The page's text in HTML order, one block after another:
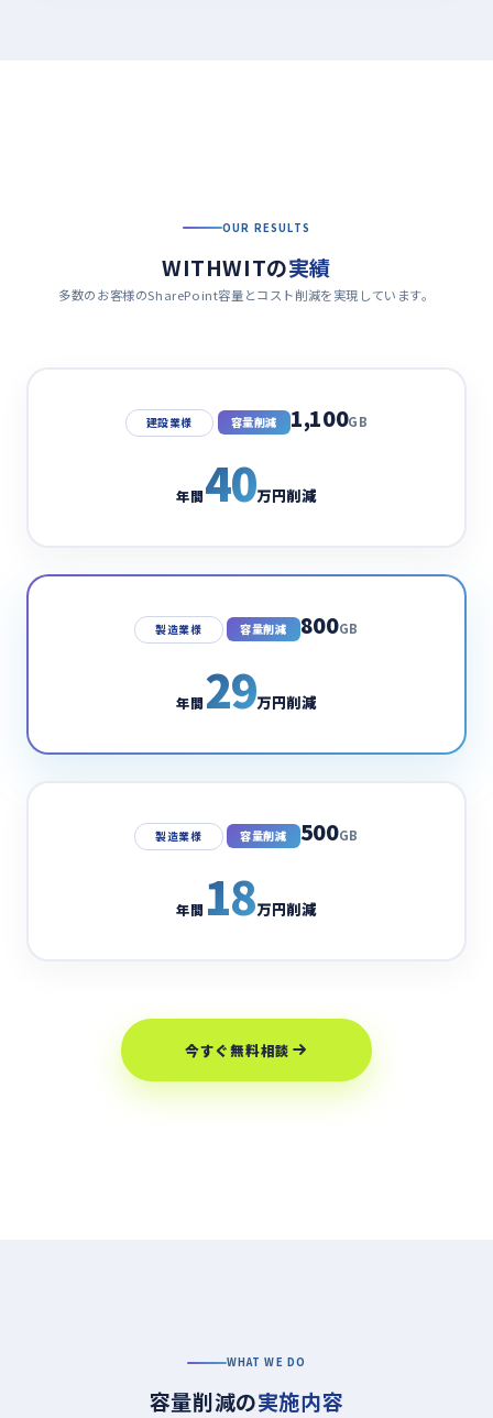
OUR RESULTS
WITHWITの実績
多数のお客様のSharePoint容量とコスト削減を実現しています。
建設業様 容量削減 1,100GB
年間40万円削減
製造業様 容量削減 800GB
年間29万円削減
製造業様 容量削減 500GB
年間 18万円削減
今すぐ無料相談
WHAT WE DO
容量削減の実施内容